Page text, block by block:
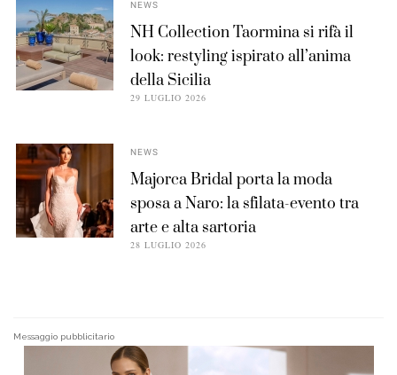
NEWS
NH Collection Taormina si rifà il
look: restyling ispirato all’anima
della Sicilia
29 LUGLIO 2026
NEWS
Majorca Bridal porta la moda
sposa a Naro: la sfilata-evento tra
arte e alta sartoria
28 LUGLIO 2026
Messaggio pubblicitario